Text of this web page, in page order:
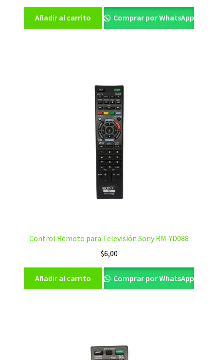
Añadir al carrito Comprar por WhatsApp
Control Remoto para Televisión Sony RM-YD088
$6,00
Añadir al carrito Comprar por WhatsApp